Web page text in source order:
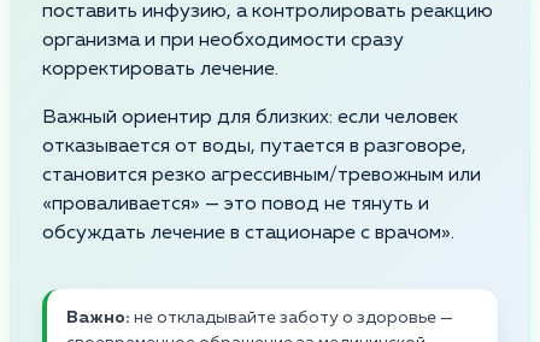
поставить инфузию, а контролировать реакцию
организма и при необходимости сразу
корректировать лечение.
Важный ориентир для близких: если человек
отказывается от воды, путается в разговоре,
становится резко агрессивным/тревожным или
«проваливается» — это повод не тянуть и
обсуждать лечение в стационаре с врачом».
Важно: не откладывайте заботу о здоровье —